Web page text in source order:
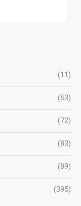
(11)
(53)
(72)
(83)
(89)
(395)